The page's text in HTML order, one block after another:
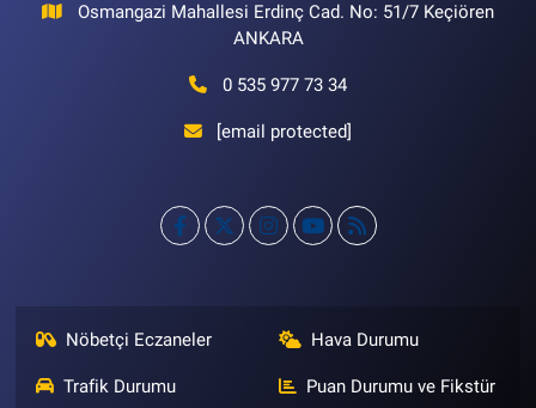
Osmangazi Mahallesi Erdinç Cad. No: 51/7 Keçiören
ANKARA
0 535 977 73 34
[email protected]
Nöbetçi Eczaneler Hava Durumu
Trafik Durumu Puan Durumu ve Fikstür